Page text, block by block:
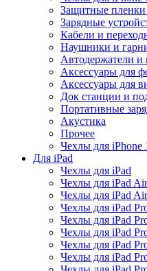
Защитные пленки
Зарядные
Кабели и
Наушники и
Автодержатели и
Аксессуары для
Аксессуары для
Док станции и
Портативные
Акустика
Прочее
Чехлы для iPhone
Для iPad
Чехлы для iPad
Чехлы для iPad
Чехлы для iPad
Чехлы для iPad
Чехлы для iPad
Чехлы для iPad
Чехлы для iPad
Чехлы для iPad